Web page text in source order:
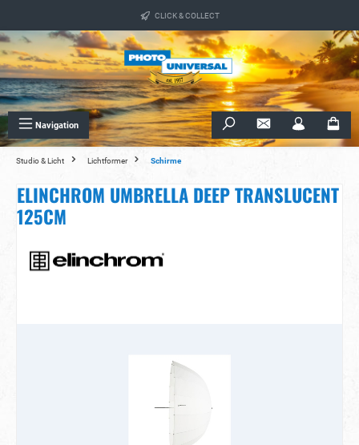
CLICK & COLLECT
Navigation
Studio & Licht Lichtformer Schirme
ELINCHROM UMBRELLA DEEP TRANSLUCENT
125CM